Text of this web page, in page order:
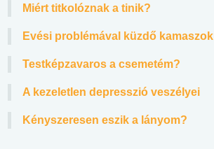
Miért titkolóznak a tinik?
Evési problémával küzdő kamaszok
Testképzavaros a csemetém?
A kezeletlen depresszió veszélyei
Kényszeresen eszik a lányom?